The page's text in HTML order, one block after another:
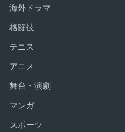
海外ドラマ
格闘技
テニス
アニメ
舞台・演劇
マンガ
スポーツ